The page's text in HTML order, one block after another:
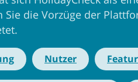
die Vorzüge der
Nutzer